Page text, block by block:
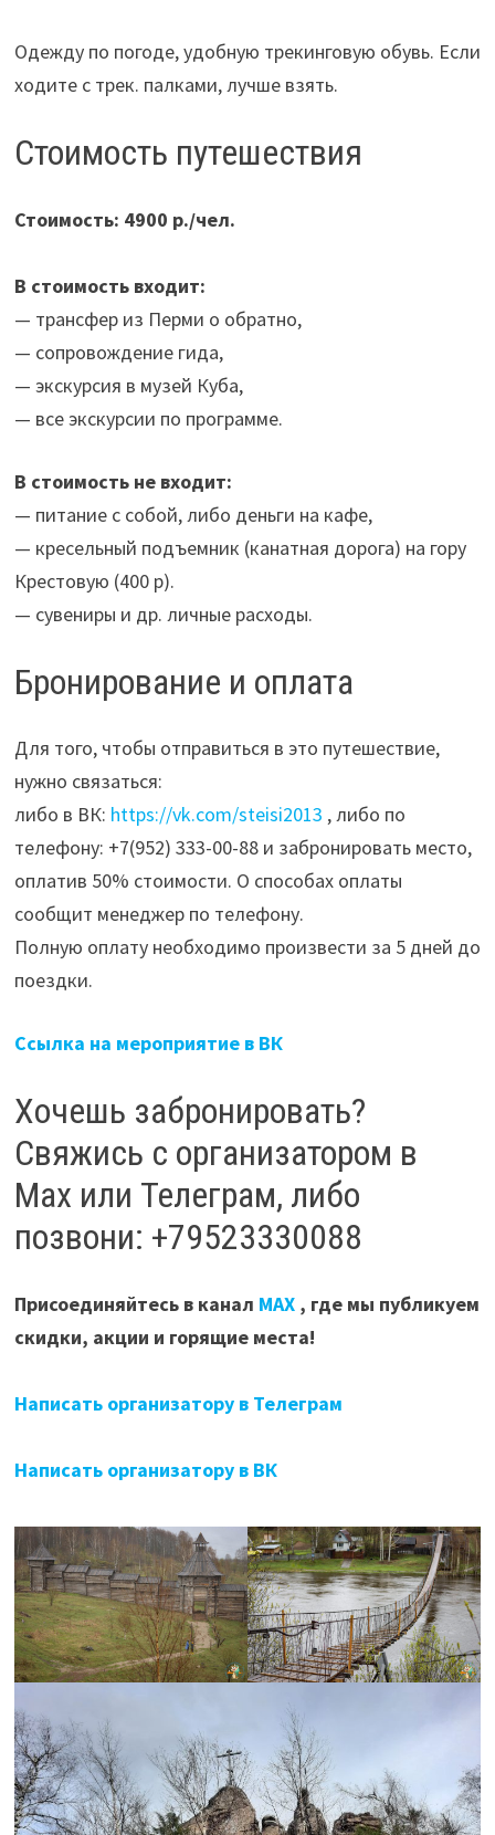
Одежду по погоде, удобную трекинговую обувь. Если
ходите с трек. палками, лучше взять.
Стоимость путешествия
Стоимость: 4900 р./чел.
В стоимость входит:
— трансфер из Перми о обратно,
— сопровождение гида,
— экскурсия в музей Куба,
— все экскурсии по программе.
В стоимость не входит:
— питание с собой, либо деньги на кафе,
— кресельный подъемник (канатная дорога) на гору
Крестовую (400 р).
— сувениры и др. личные расходы.
Бронирование и оплата
Для того, чтобы отправиться в это путешествие,
нужно связаться:
либо в ВК: https://vk.com/steisi2013 , либо по
телефону: +7(952) 333-00-88 и забронировать место,
оплатив 50% стоимости. О способах оплаты
сообщит менеджер по телефону.
Полную оплату необходимо произвести за 5 дней до
поездки.
Ссылка на мероприятие в ВК
Хочешь забронировать?
Свяжись с организатором в
Мах или Телеграм, либо
позвони: +79523330088
Присоединяйтесь в канал МАХ , где мы публикуем
скидки, акции и горящие места!
Написать организатору в Телеграм
Написать организатору в ВК